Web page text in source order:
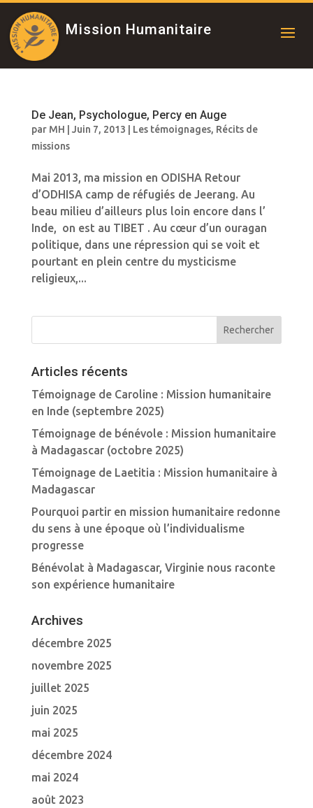
Mission Humanitaire
De Jean, Psychologue, Percy en Auge
par MH Juin 7, 2013 Les témoignages, Récits de
missions
Mai 2013, ma mission en ODISHA Retour
d’ODHISA camp de réfugiés de Jeerang. Au
beau milieu d’ailleurs plus loin encore dans l’
Inde, on est au TIBET . Au cœur d’un ouragan
politique, dans une répression qui se voit et
pourtant en plein centre du mysticisme
religieux,...
Articles récents
Témoignage de Caroline : Mission humanitaire
en Inde (septembre 2025)
Témoignage de bénévole : Mission humanitaire
à Madagascar (octobre 2025)
Témoignage de Laetitia : Mission humanitaire à
Madagascar
Pourquoi partir en mission humanitaire redonne
du sens à une époque où l’individualisme
progresse
Bénévolat à Madagascar, Virginie nous raconte
son expérience humanitaire
Archives
décembre 2025
novembre 2025
juillet 2025
juin 2025
mai 2025
décembre 2024
mai 2024
août 2023